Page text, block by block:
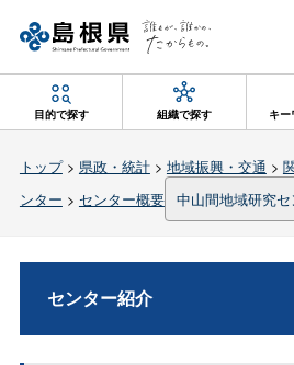
目的で探す 組織で探す キ
トップ> 県政・統計> 地域振興・交通 >
ンター > センター概要 中山間地域研究
センター紹介